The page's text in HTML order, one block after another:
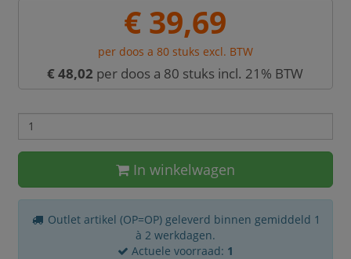
€ 39,69
per doos a 80 stuks excl. BTW
€ 48,02 per doos a 80 stuks incl. 21% BTW
In winkelwagen
Outlet artikel (OP=OP) geleverd binnen gemiddeld 1
à 2 werkdagen.
Actuele voorraad: 1